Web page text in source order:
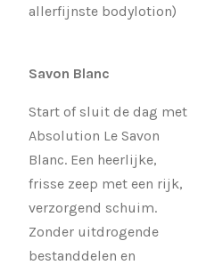
allerfijnste bodylotion)
Savon Blanc
Start of sluit de dag met
Absolution Le Savon
Blanc. Een heerlijke,
frisse zeep met een rijk,
verzorgend schuim.
Zonder uitdrogende
bestanddelen en